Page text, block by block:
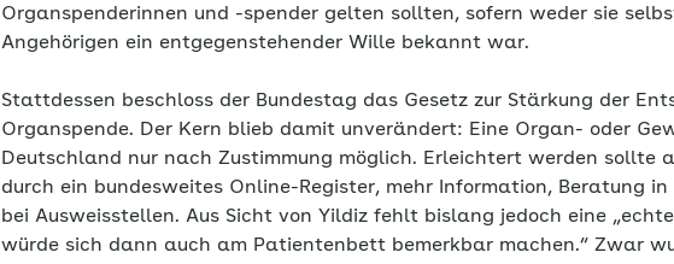
Organspenderinnen und -spender gelten sollten, sofern weder sie
Angehörigen ein entgegenstehender Wille bekannt war.
Stattdessen beschloss der Bundestag das Gesetz zur Stärkung der
Organspende. Der Kern blieb damit unverändert: Eine Organ- oder
Deutschland nur nach Zustimmung möglich. Erleichtert werden sollte
durch ein bundesweites Online-Register, mehr Information, Beratung
bei Ausweisstellen. Aus Sicht von Yildiz fehlt bislang jedoch eine
würde sich dann auch am Patientenbett bemerkbar machen.“ Zwar